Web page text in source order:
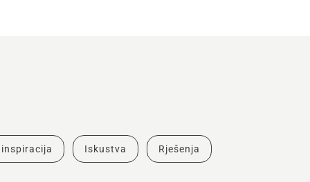
inspiracija Iskustva Rješenja